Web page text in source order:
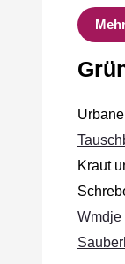
Kraut
Wmdje